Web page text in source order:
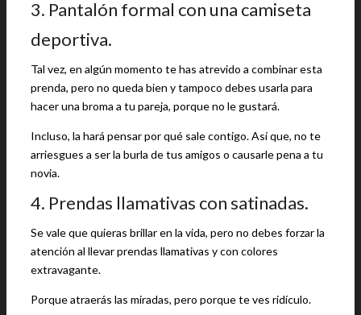
3. Pantalón formal con una camiseta
deportiva.
Tal vez, en algún momento te has atrevido a combinar esta
prenda, pero no queda bien y tampoco debes usarla para
hacer una broma a tu pareja, porque no le gustará.
Incluso, la hará pensar por qué sale contigo. Así que, no te
arriesgues a ser la burla de tus amigos o causarle pena a tu
novia.
4. Prendas llamativas con satinadas.
Se vale que quieras brillar en la vida, pero no debes forzar la
atención al llevar prendas llamativas y con colores
extravagante.
Porque atraerás las miradas, pero porque te ves ridículo.